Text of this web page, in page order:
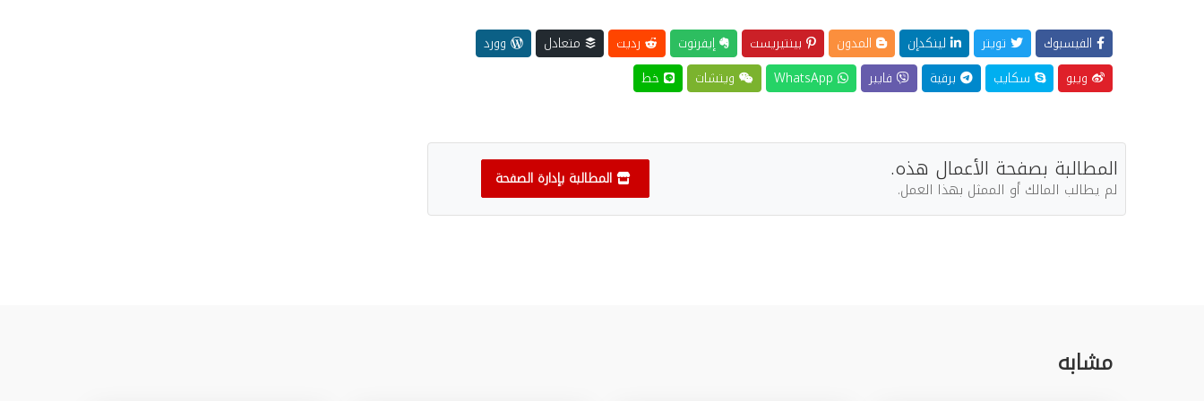
الفيسبوك تويتر لينكدإن المدون بينتيريست إيفرنوت رديت متعادل
وورد
ويبو
سكايب برقية فايبر ويتشات خط
المطالبة بصفحة الأعمال هذه.
لم يطالب المالك أو الممثل بهذا العمل. المطالبة بإدارة الصفحة
مشابه